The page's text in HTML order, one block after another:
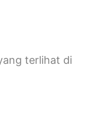
terlihat di